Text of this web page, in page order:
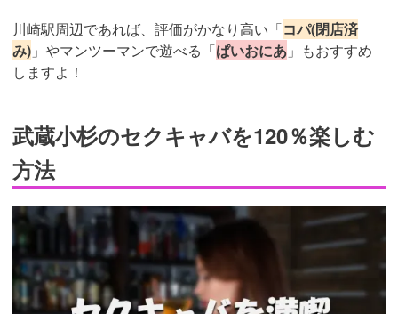
川崎駅周辺であれば、評価がかなり高い「コパ(閉店済
み) 」やマンツーマンで遊べる「ぱいおにあ 」もおすすめ
しますよ！
武蔵小杉のセクキャバを120％楽しむ
方法